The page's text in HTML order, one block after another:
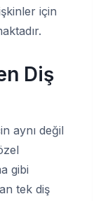
için
Diş
aynı değil
gibi
tek diş